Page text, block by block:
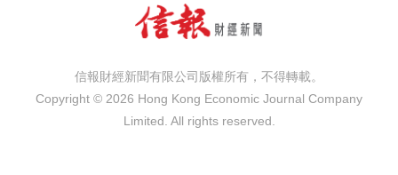
信報財經新聞有限公司版權所有，不得轉載。
Copyright © 2026 Hong Kong Economic Journal Company
Limited. All rights reserved.